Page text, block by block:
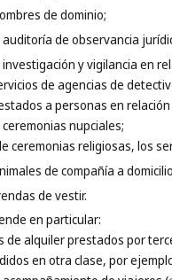
de dominio;
de observancia
y vigilancia en
de agencias de
a personas en
nupciales;
ceremonias religiosas, los
de compañía a
de vestir.
en particular:
de alquiler prestados por
en otra clase, por